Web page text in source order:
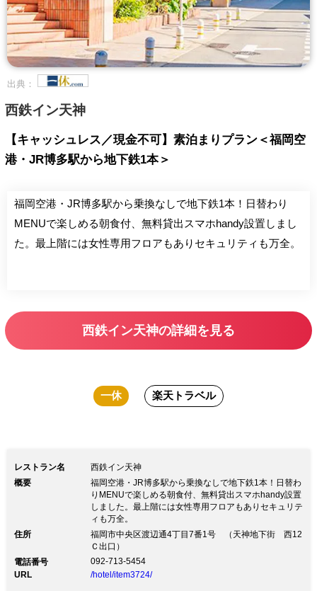
出典：
西鉄イン天神
【キャッシュレス／現金不可】素泊まりプラン＜福岡空
港・JR博多駅から地下鉄1本＞
福岡空港・JR博多駅から乗換なしで地下鉄1本！日替わり
MENUで楽しめる朝食付、無料貸出スマホhandy設置しまし
た。最上階には女性専用フロアもありセキュリティも万全。
西鉄イン天神の詳細を見る
一休 楽天トラベル
レストラン名
西鉄イン天神
概要
福岡空港・JR博多駅から乗換なしで地下鉄1本！日替わ
りMENUで楽しめる朝食付、無料貸出スマホhandy設置
しました。最上階には女性専用フロアもありセキュリテ
ィも万全。
住所
福岡市中央区渡辺通4丁目7番1号 （天神地下街 西12
Ｃ出口）
電話番号
092-713-5454
URL
/hotel/item3724/